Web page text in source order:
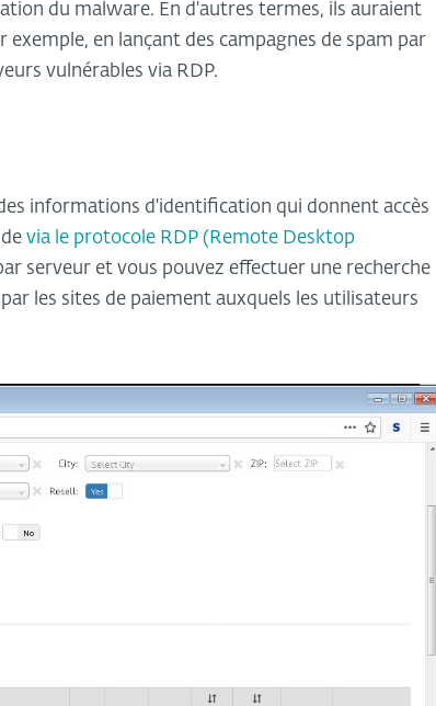
du malware. En d'autres termes, ils auraient
en lançant des campagnes de spam par
vulnérables via RDP.
informations d'identification qui donnent accès
via le protocole RDP (Remote Desktop
serveur et vous pouvez effectuer une recherche
les sites de paiement auxquels les utilisateurs